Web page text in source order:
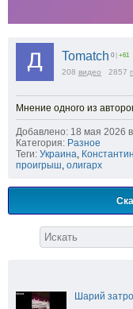
Tomatch 0 | +61
208 видео 2857
Мнение одного из
Добавлено: 18 мая 2026
Категория: Разное
Теги: Украина
проигрыш олигарх
Шарий